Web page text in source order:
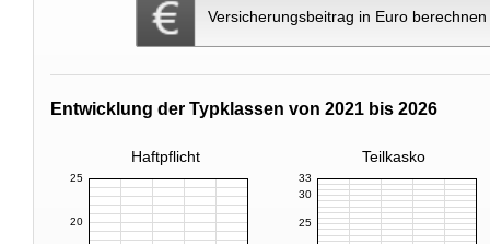
Versicherungsbeitrag in Euro berechnen
Entwicklung der Typklassen von 2021 bis 2026
Haftpflicht Teilkasko
20
25
25
30
33